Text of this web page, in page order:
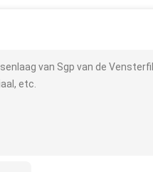
van Sgp van de
etc.